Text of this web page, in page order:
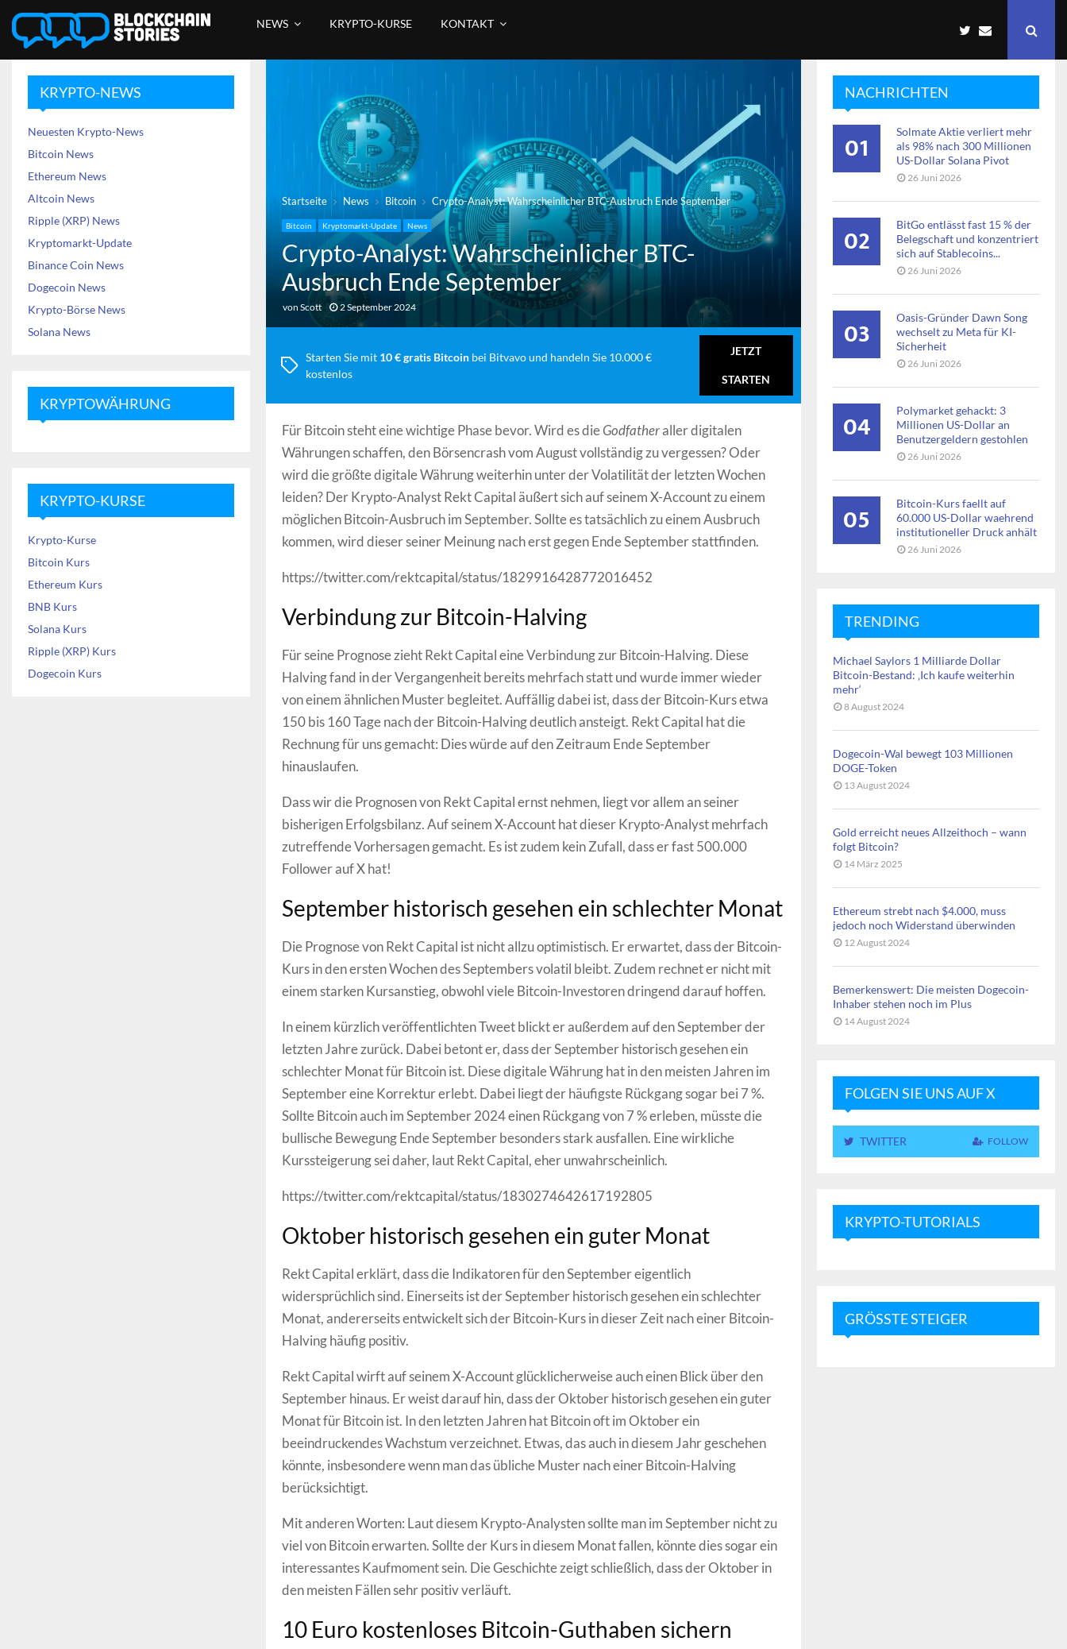
NEWS KRYPTO-KURSE KONTAKT
Startseite News Bitcoin Crypto-Analyst: Wahrscheinlicher BTC-Ausbruch Ende September
Bitcoin Kryptomarkt-Update News
Crypto-Analyst: Wahrscheinlicher BTC-
Ausbruch Ende September
von Scott 2 September 2024
Starten Sie mit 10 € gratis Bitcoin bei Bitvavo und handeln Sie 10.000 €
kostenlos
JETZT
STARTEN
Für Bitcoin steht eine wichtige Phase bevor. Wird es dieGodfatheraller digitalen
Währungen schaffen, den Börsencrash vom August vollständig zu vergessen? Oder
wird die größte digitale Währung weiterhin unter der Volatilität der letzten Wochen
leiden? Der Krypto-Analyst Rekt Capital äußert sich auf seinem X-Account zu einem
möglichen Bitcoin-Ausbruch im September. Sollte es tatsächlich zu einem Ausbruch
kommen, wird dieser seiner Meinung nach erst gegen Ende September stattfinden.
https://twitter.com/rektcapital/status/1829916428772016452
Verbindung zur Bitcoin-Halving
Für seine Prognose zieht Rekt Capital eine Verbindung zur Bitcoin-Halving. Diese
Halving fand in der Vergangenheit bereits mehrfach statt und wurde immer wieder
von einem ähnlichen Muster begleitet. Auffällig dabei ist, dass der Bitcoin-Kurs etwa
150 bis 160 Tage nach der Bitcoin-Halving deutlich ansteigt. Rekt Capital hat die
Rechnung für uns gemacht: Dies würde auf den Zeitraum Ende September
hinauslaufen.
Dass wir die Prognosen von Rekt Capital ernst nehmen, liegt vor allem an seiner
bisherigen Erfolgsbilanz. Auf seinem X-Account hat dieser Krypto-Analyst mehrfach
zutreffende Vorhersagen gemacht. Es ist zudem kein Zufall, dass er fast 500.000
Follower auf X hat!
September historisch gesehen ein schlechter Monat
Die Prognose von Rekt Capital ist nicht allzu optimistisch. Er erwartet, dass der Bitcoin-
Kurs in den ersten Wochen des Septembers volatil bleibt. Zudem rechnet er nicht mit
einem starken Kursanstieg, obwohl viele Bitcoin-Investoren dringend darauf hoffen.
In einem kürzlich veröffentlichten Tweet blickt er außerdem auf den September der
letzten Jahre zurück. Dabei betont er, dass der September historisch gesehen ein
schlechter Monat für Bitcoin ist. Diese digitale Währung hat in den meisten Jahren im
September eine Korrektur erlebt. Dabei liegt der häufigste Rückgang sogar bei 7 %.
Sollte Bitcoin auch im September 2024 einen Rückgang von 7 % erleben, müsste die
bullische Bewegung Ende September besonders stark ausfallen. Eine wirkliche
Kurssteigerung sei daher, laut Rekt Capital, eher unwahrscheinlich.
https://twitter.com/rektcapital/status/1830274642617192805
Oktober historisch gesehen ein guter Monat
Rekt Capital erklärt, dass die Indikatoren für den September eigentlich
widersprüchlich sind. Einerseits ist der September historisch gesehen ein schlechter
Monat, andererseits entwickelt sich der Bitcoin-Kurs in dieser Zeit nach einer Bitcoin-
Halving häufig positiv.
Rekt Capital wirft auf seinem X-Account glücklicherweise auch einen Blick über den
September hinaus. Er weist darauf hin, dass der Oktober historisch gesehen ein guter
Monat für Bitcoin ist. In den letzten Jahren hat Bitcoin oft im Oktober ein
beeindruckendes Wachstum verzeichnet. Etwas, das auch in diesem Jahr geschehen
könnte, insbesondere wenn man das übliche Muster nach einer Bitcoin-Halving
berücksichtigt.
Mit anderen Worten: Laut diesem Krypto-Analysten sollte man im September nicht zu
viel von Bitcoin erwarten. Sollte der Kurs in diesem Monat fallen, könnte dies sogar ein
interessantes Kaufmoment sein. Die Geschichte zeigt schließlich, dass der Oktober in
den meisten Fällen sehr positiv verläuft.
10 Euro kostenloses Bitcoin-Guthaben sichern
KRYPTO-NEWS
Neuesten Krypto-News
Bitcoin News
Ethereum News
Altcoin News
Ripple (XRP) News
Kryptomarkt-Update
Binance Coin News
Dogecoin News
Krypto-Börse News
Solana News
KRYPTOWÄHRUNG
KRYPTO-KURSE
Krypto-Kurse
Bitcoin Kurs
Ethereum Kurs
BNB Kurs
Solana Kurs
Ripple (XRP) Kurs
Dogecoin Kurs
NACHRICHTEN
01
Solmate Aktie verliert mehr
als 98% nach 300 Millionen
US-Dollar Solana Pivot
26 Juni 2026
02
BitGo entlässt fast 15 % der
Belegschaft und konzentriert
sich auf Stablecoins...
26 Juni 2026
03
Oasis-Gründer Dawn Song
wechselt zu Meta für KI-
Sicherheit
26 Juni 2026
04
Polymarket gehackt: 3
Millionen US-Dollar an
Benutzergeldern gestohlen
26 Juni 2026
05
Bitcoin-Kurs faellt auf
60.000 US-Dollar waehrend
institutioneller Druck anhält
26 Juni 2026
TRENDING
Michael Saylors 1 Milliarde Dollar
Bitcoin-Bestand: ‚Ich kaufe weiterhin
mehr‘
8 August 2024
Dogecoin-Wal bewegt 103 Millionen
DOGE-Token
13 August 2024
Gold erreicht neues Allzeithoch – wann
folgt Bitcoin?
14 März 2025
Ethereum strebt nach $4.000, muss
jedoch noch Widerstand überwinden
12 August 2024
Bemerkenswert: Die meisten Dogecoin-
Inhaber stehen noch im Plus
14 August 2024
FOLGEN SIE UNS AUF X
TWITTER FOLLOW
KRYPTO-TUTORIALS
GRÖSSTE STEIGER